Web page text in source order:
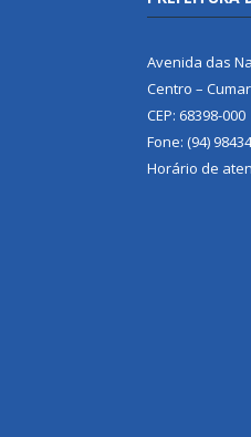
Avenida das
Centro –
CEP: 68398-000
Fone: (94)
Horário de